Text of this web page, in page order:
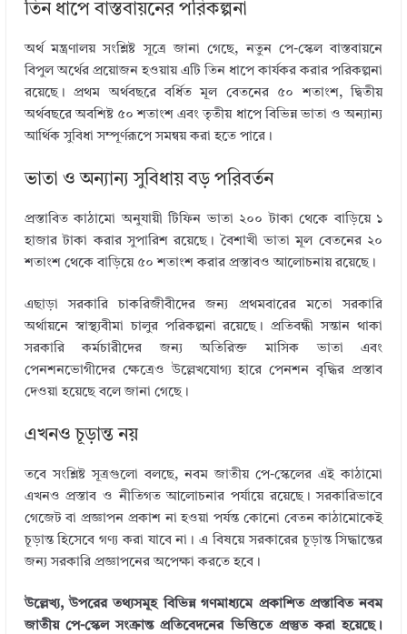
তিন ধাপে বাস্তবায়নের পরিকল্পনা
অর্থ মন্ত্রণালয় সংশ্লিষ্ট সূত্রে জানা গেছে, নতুন পে-স্কেল বাস্তবায়নে
বিপুল অর্থের প্রয়োজন হওয়ায় এটি তিন ধাপে কার্যকর করার পরিকল্পনা
রয়েছে। প্রথম অর্থবছরে বর্ধিত মূল বেতনের ৫০ শতাংশ, দ্বিতীয়
অর্থবছরে অবশিষ্ট ৫০ শতাংশ এবং তৃতীয় ধাপে বিভিন্ন ভাতা ও অন্যান্য
আর্থিক সুবিধা সম্পূর্ণরূপে সমন্বয় করা হতে পারে।
ভাতা ও অন্যান্য সুবিধায় বড় পরিবর্তন
প্রস্তাবিত কাঠামো অনুযায়ী টিফিন ভাতা ২০০ টাকা থেকে বাড়িয়ে ১
হাজার টাকা করার সুপারিশ রয়েছে। বৈশাখী ভাতা মূল বেতনের ২০
শতাংশ থেকে বাড়িয়ে ৫০ শতাংশ করার প্রস্তাবও আলোচনায় রয়েছে।
এছাড়া সরকারি চাকরিজীবীদের জন্য প্রথমবারের মতো সরকারি
অর্থায়নে স্বাস্থ্যবীমা চালুর পরিকল্পনা রয়েছে। প্রতিবন্ধী সন্তান থাকা
সরকারি কর্মচারীদের জন্য অতিরিক্ত মাসিক ভাতা এবং
পেনশনভোগীদের ক্ষেত্রেও উল্লেখযোগ্য হারে পেনশন বৃদ্ধির প্রস্তাব
দেওয়া হয়েছে বলে জানা গেছে।
এখনও চূড়ান্ত নয়
তবে সংশ্লিষ্ট সূত্রগুলো বলছে, নবম জাতীয় পে-স্কেলের এই কাঠামো
এখনও প্রস্তাব ও নীতিগত আলোচনার পর্যায়ে রয়েছে। সরকারিভাবে
গেজেট বা প্রজ্ঞাপন প্রকাশ না হওয়া পর্যন্ত কোনো বেতন কাঠামোকেই
চূড়ান্ত হিসেবে গণ্য করা যাবে না। এ বিষয়ে সরকারের চূড়ান্ত সিদ্ধান্তের
জন্য সরকারি প্রজ্ঞাপনের অপেক্ষা করতে হবে।
উল্লেখ্য, উপরের তথ্যসমূহ বিভিন্ন গণমাধ্যমে প্রকাশিত প্রস্তাবিত নবম
জাতীয় পে-স্কেল সংক্রান্ত প্রতিবেদনের ভিত্তিতে প্রস্তুত করা হয়েছে।